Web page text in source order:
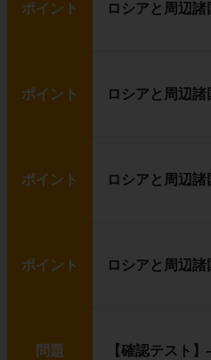
ポイント ロシアと周辺
ポイント ロシアと周辺
ポイント ロシアと周辺
ポイント ロシアと周辺
問題 【確認テスト